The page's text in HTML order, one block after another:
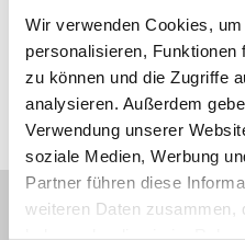
Wir verwenden Cookies,
personalisieren, Funktionen
zu können und die Zugriffe
analysieren. Außerdem
Verwendung unserer
soziale Medien, Werbung
Partner führen diese
weiteren Daten zusammen,